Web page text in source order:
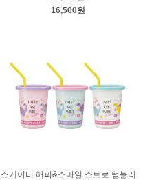
16,500원
스케이터 해피&스마일 스트로 텀블러